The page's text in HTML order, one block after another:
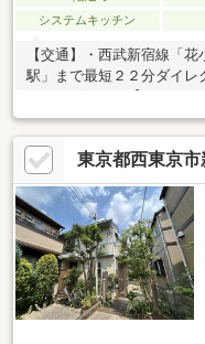
システムキッチン
【交通】・西武新宿線「
駅」まで最短２２分ダイレ
ば約２０，５帖の大空間を
理が出来る人気の対面キッ
ライバシーが守られる立地
呂、トイレ、洗面台新品・
根塗装、給湯器交換、白蟻
備】・食器洗浄乾燥機・パ
ス・シャワートイレ・グル
東京都西東京